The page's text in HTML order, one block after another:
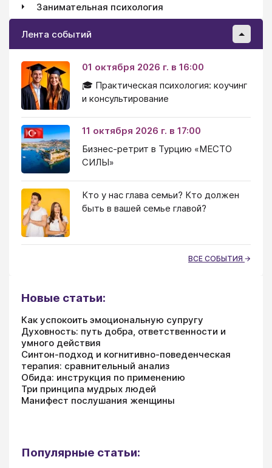
Занимательная психология
Лента событий
01 октября 2026 г. в 16:00
🎓 Практическая психология: коучинг
и консультирование
11 октября 2026 г. в 17:00
Бизнес-ретрит в Турцию «МЕСТО
СИЛЫ»
Кто у нас глава семьи? Кто должен
быть в вашей семье главой?
ВСЕ СОБЫТИЯ
Новые статьи:
Как успокоить эмоциональную супругу
Духовность: путь добра, ответственности и
умного действия
Синтон-подход и когнитивно-поведенческая
терапия: сравнительный анализ
Обида: инструкция по применению
Три принципа мудрых людей
Манифест послушания женщины
Популярные статьи: